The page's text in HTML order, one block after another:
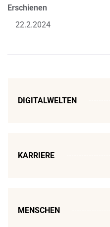
Erschienen
22.2.2024
DIGITALWELTEN
KARRIERE
MENSCHEN